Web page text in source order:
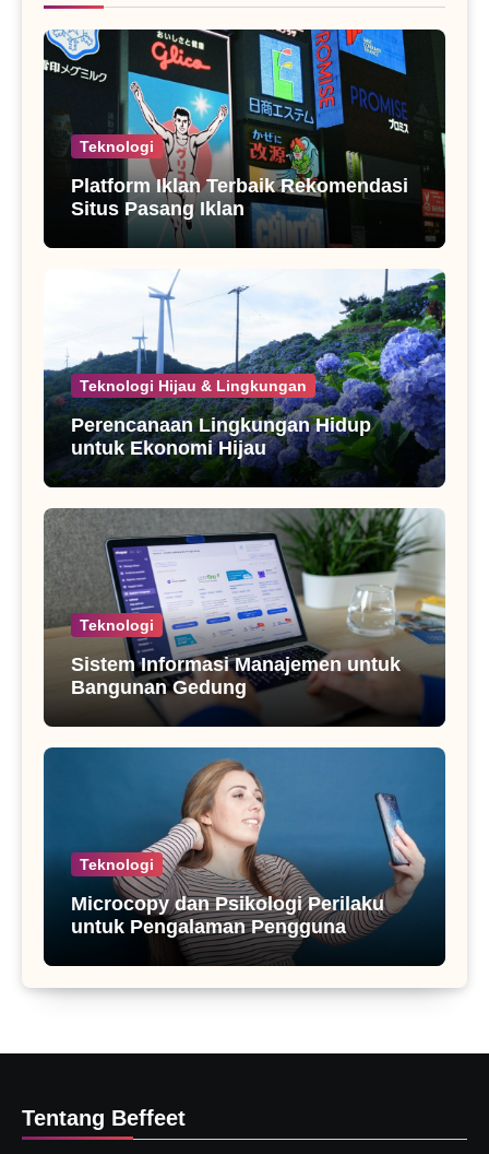
Teknologi
Platform Iklan Terbaik Rekomendasi
Situs Pasang Iklan
Teknologi Hijau & Lingkungan
Perencanaan Lingkungan Hidup
untuk Ekonomi Hijau
Teknologi
Sistem Informasi Manajemen untuk
Bangunan Gedung
Teknologi
Microcopy dan Psikologi Perilaku
untuk Pengalaman Pengguna
Tentang Beffeet